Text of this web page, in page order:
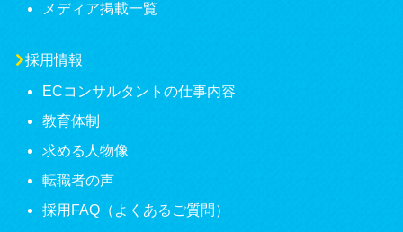
メディア掲載一覧
採用情報
ECコンサルタントの仕事内容
教育体制
求める人物像
転職者の声
採用FAQ（よくあるご質問）